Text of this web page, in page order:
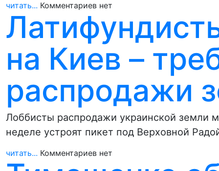
читать... Комментариев нет
на Киев –
распродажи
Лоббисты распродажи украинской земли
неделе устроят пикет под Верховной
читать... Комментариев нет